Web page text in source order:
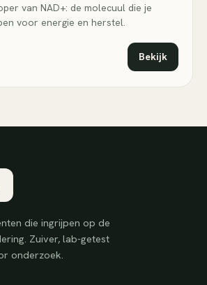
van NAD+: de molecuul die je
voor energie en herstel.
Bekijk
die ingrijpen op de
Zuiver, lab-getest
onderzoek.